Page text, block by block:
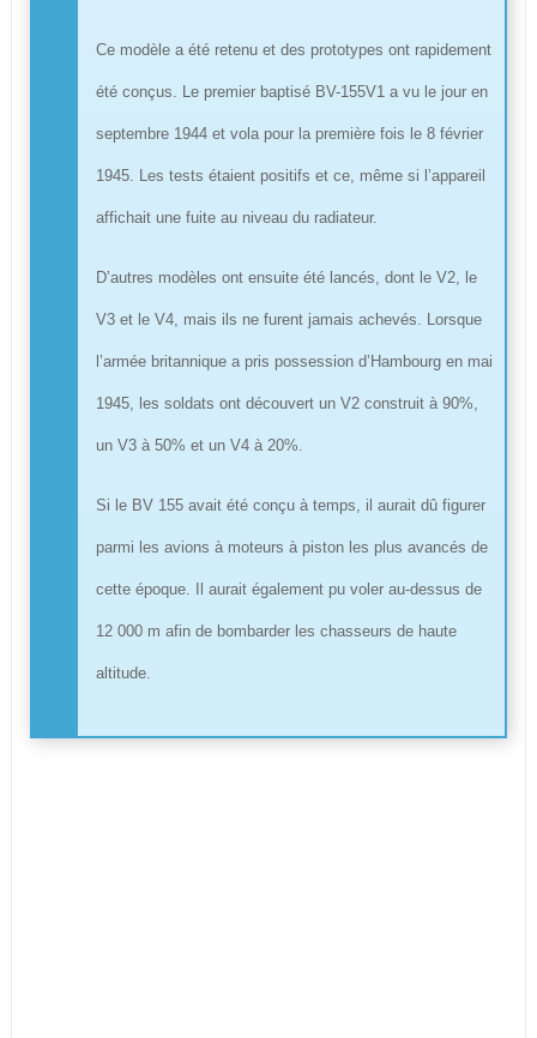
Ce modèle a été retenu et des prototypes ont rapidement
été conçus. Le premier baptisé BV-155V1 a vu le jour en
septembre 1944 et vola pour la première fois le 8 février
1945. Les tests étaient positifs et ce, même si l’appareil
affichait une fuite au niveau du radiateur.
D’autres modèles ont ensuite été lancés, dont le V2, le
V3 et le V4, mais ils ne furent jamais achevés. Lorsque
l’armée britannique a pris possession d’Hambourg en mai
1945, les soldats ont découvert un V2 construit à 90%,
un V3 à 50% et un V4 à 20%.
Si le BV 155 avait été conçu à temps, il aurait dû figurer
parmi les avions à moteurs à piston les plus avancés de
cette époque. Il aurait également pu voler au-dessus de
12 000 m afin de bombarder les chasseurs de haute
altitude.